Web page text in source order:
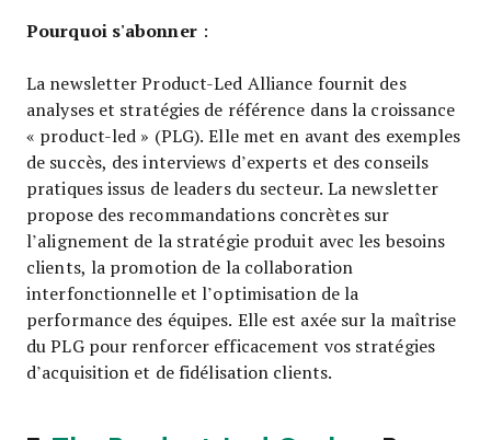
Pourquoi s'abonner:
La newsletter Product-Led Alliance fournit des
analyses et stratégies de référence dans la croissance
« product-led » (PLG). Elle met en avant des exemples
de succès, des interviews d’experts et des conseils
pratiques issus de leaders du secteur. La newsletter
propose des recommandations concrètes sur
l’alignement de la stratégie produit avec les besoins
clients, la promotion de la collaboration
interfonctionnelle et l’optimisation de la
performance des équipes. Elle est axée sur la maîtrise
du PLG pour renforcer efficacement vos stratégies
d’acquisition et de fidélisation clients.